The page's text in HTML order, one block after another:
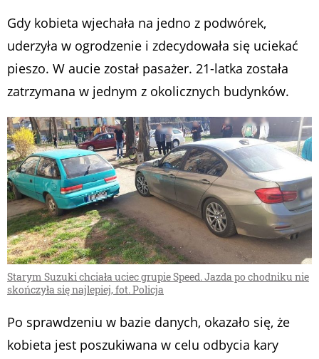
Gdy kobieta wjechała na jedno z podwórek,
uderzyła w ogrodzenie i zdecydowała się uciekać
pieszo. W aucie został pasażer. 21-latka została
zatrzymana w jednym z okolicznych budynków.
Starym Suzuki chciała uciec grupie Speed. Jazda po chodniku nie
skończyła się najlepiej, fot. Policja
Po sprawdzeniu w bazie danych, okazało się, że
kobieta jest poszukiwana w celu odbycia kary